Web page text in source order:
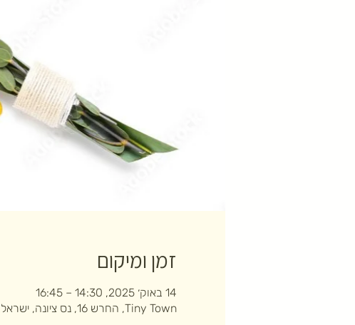
זמן ומיקום
14 באוק׳ 2025, 14:30 – 16:45
Tiny Town, החרש 16, נס ציונה, ישראל